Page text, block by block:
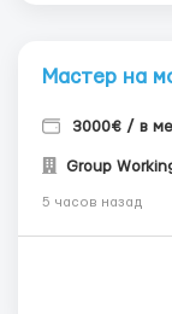
Мастер на
3000€ / в
Group
5 часов назад